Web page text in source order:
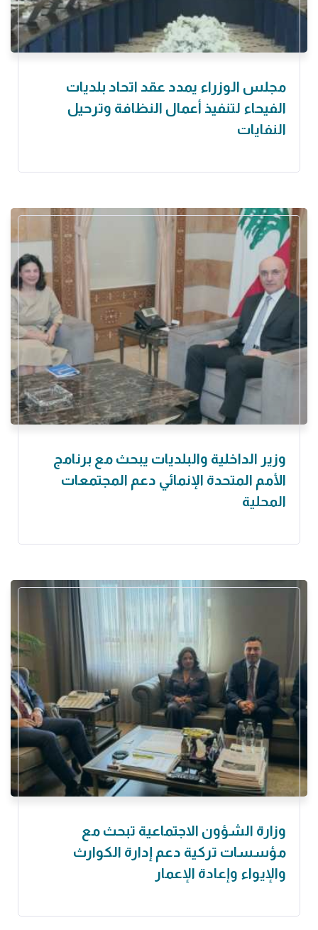
مجلس الوزراء يمدد عقد اتحاد بلديات
الفيحاء لتنفيذ أعمال النظافة وترحيل
النفايات
وزير الداخلية والبلديات يبحث مع برنامج
الأمم المتحدة الإنمائي دعم المجتمعات
المحلية
وزارة الشؤون الاجتماعية تبحث مع
مؤسسات تركية دعم إدارة الكوارث
والإيواء وإعادة الإعمار